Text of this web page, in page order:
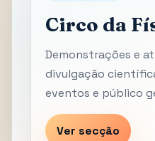
Circo da
Demonstrações e
divulgação
eventos e público
Ver secção